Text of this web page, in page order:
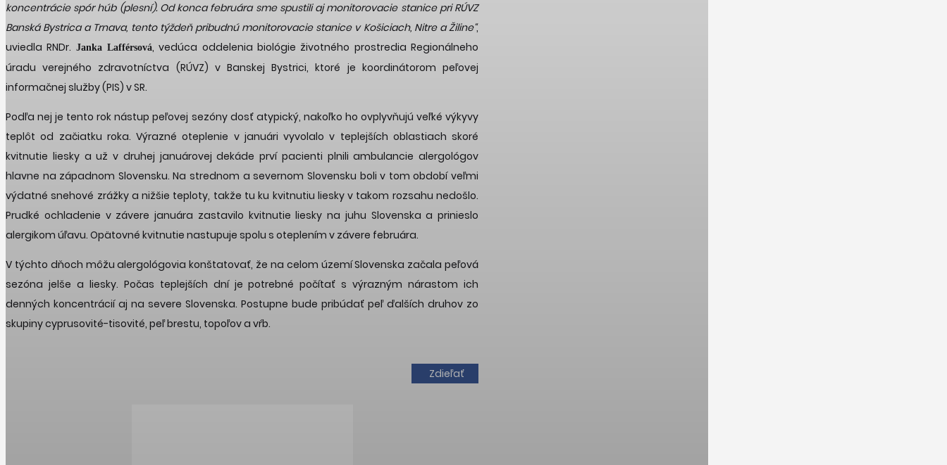
koncentrácie spór húb (plesní). Od konca februára sme spustili aj monitorovacie stanice pri RÚVZ
Banská Bystrica a Trnava, tento týždeň pribudnú monitorovacie stanice v Košiciach, Nitre a Žiline“,
uviedla RNDr. Janka Lafférsová, vedúca oddelenia biológie životného prostredia Regionálneho
úradu verejného zdravotníctva (RÚVZ) v Banskej Bystrici, ktoré je koordinátorom peľovej
informačnej služby (PIS) v SR.
Podľa nej je tento rok nástup peľovej sezóny dosť atypický, nakoľko ho ovplyvňujú veľké výkyvy
teplôt od začiatku roka. Výrazné oteplenie v januári vyvolalo v teplejších oblastiach skoré
kvitnutie liesky a už v druhej januárovej dekáde prví pacienti plnili ambulancie alergológov
hlavne na západnom Slovensku. Na strednom a severnom Slovensku boli v tom období veľmi
výdatné snehové zrážky a nižšie teploty, takže tu ku kvitnutiu liesky v takom rozsahu nedošlo.
Prudké ochladenie v závere januára zastavilo kvitnutie liesky na juhu Slovenska a prinieslo
alergikom úľavu. Opätovné kvitnutie nastupuje spolu s oteplením v závere februára.
V týchto dňoch môžu alergológovia konštatovať, že na celom území Slovenska začala peľová
sezóna jelše a liesky. Počas teplejších dní je potrebné počítať s výrazným nárastom ich
denných koncentrácií aj na severe Slovenska. Postupne bude pribúdať peľ ďalších druhov zo
skupiny cyprusovité-tisovité, peľ brestu, topoľov a vŕb.
Zdieľať